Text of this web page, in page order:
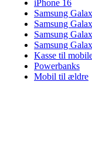
iPhone 16
Samsung
Samsung
Samsung
Samsung
Kasse til
Powerbanks
Mobil til ældre